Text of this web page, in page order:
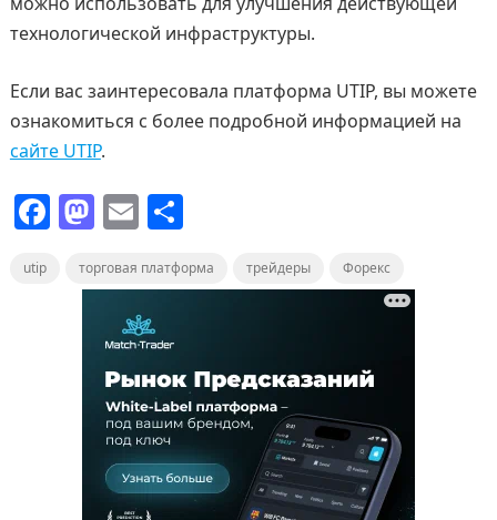
технологической инфраструктуры.
Если вас заинтересовала платформа UTIP, вы можете
ознакомиться с более подробной информацией на
сайте UTIP.
F M
st
d
o
n
E
ai
l
О
п
в
и
т
ь
utip торговая платформа трейдеры Форекс